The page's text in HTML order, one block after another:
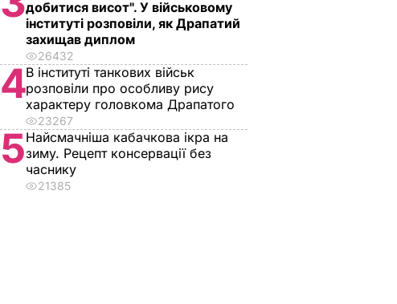
добитися висот". У військовому
інституті розповіли, як Драпатий
захищав диплом
26432
4В інституті танкових військ
розповіли про особливу рису
характеру головкома Драпатого
23267
5Найсмачніша кабачкова ікра на
зиму. Рецепт консервації без
часнику
21385